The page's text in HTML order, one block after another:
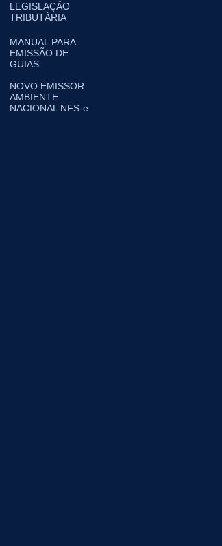
LEGISLAÇÃO
TRIBUTÁRIA
MANUAL PARA
EMISSÃO DE
GUIAS
NOVO EMISSOR
AMBIENTE
NACIONAL NFS-e